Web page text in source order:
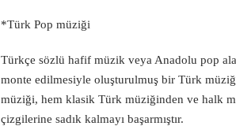
*Türk Pop müziği
Türkçe sözlü hafif müzik veya Anadolu pop
monte edilmesiyle oluşturulmuş bir Türk
müziği, hem klasik Türk müziğinden ve halk
çizgilerine sadık kalmayı başarmıştır.